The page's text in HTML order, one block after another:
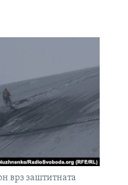
врз заштитната